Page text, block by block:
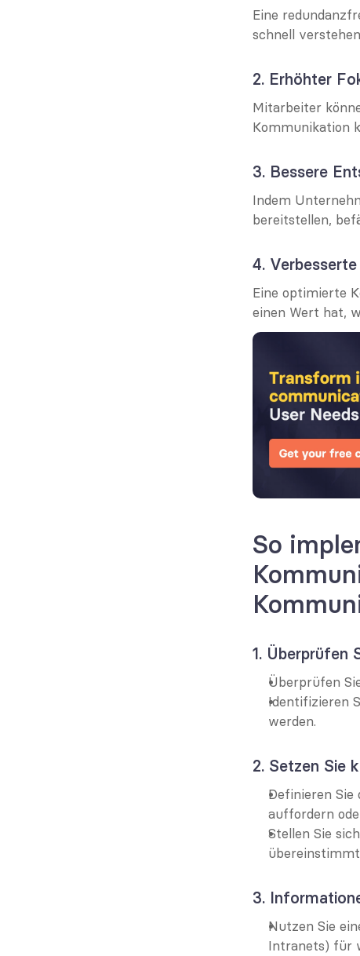
Eine
schnell
2. Erhöhter
Mitarbeiter
Kommunikation
3. Bessere
Indem
bereitstellen,
4.
Eine optimierte
einen Wert hat,
So
1. Überprüfen
Überprüfen
Identifizieren
werden.
2. Setzen Sie
Definieren
auffordern
Stellen Sie
3.
Nutzen Sie
Intranets) für